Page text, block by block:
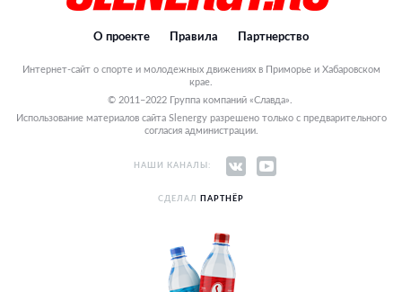
О проекте Правила Партнерство
Интернет-сайт о спорте и молодежных движениях в Приморье и Хабаровском
крае.
© 2011–2022 Группа компаний «Славда».
Использование материалов сайта Slenergy разрешено только с предварительного
согласия администрации.
НАШИ КАНАЛЫ:
СДЕЛАЛ ПАРТНЁР